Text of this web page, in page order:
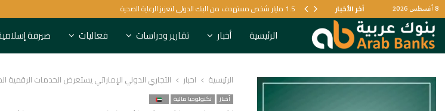
8 أغسطس 2026 آخر الأخبار 1.5 مليار شخص مستهدف من البنك الدولي لتعزيز الرعاية الصحية
الرئيسية أخبار تقارير ودراسات فعاليات صيرفة
الرئيسية أخبار التجاري الدولي الإماراتي يستعرض الخدمات الرقمية
أخبار تكنولوجيا مالية